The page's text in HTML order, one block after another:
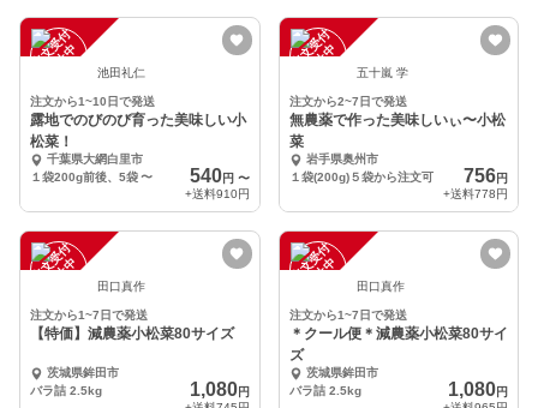
注
文
受
付
停
止
中 池田礼仁
注文から1~10日で発送
露地でのびのび育った美味しい小
松菜！
千葉県大網白里市
１袋200g前後、5袋〜 540円 〜
+送料910円
注
文
受
付
停
止
中 五十嵐 学
注文から2~7日で発送
無農薬で作った美味しいぃ〜小松
菜
岩手県奥州市
１袋(200g)５袋から注文可
756円
+送料778円
注
文
受
付
停
止
中 田口真作
注文から1~7日で発送
【特価】減農薬小松菜80サイズ
茨城県鉾田市
バラ詰 2.5kg
1,080円
注
文
受
付
停
止
中 田口真作
注文から1~7日で発送
＊クール便＊減農薬小松菜80サイ
ズ
茨城県鉾田市
バラ詰 2.5kg
1,080円